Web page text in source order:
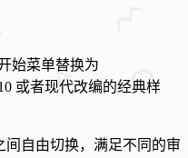
始菜单替换为
或者现代改编的经典样
间自由切换，满足不同的审